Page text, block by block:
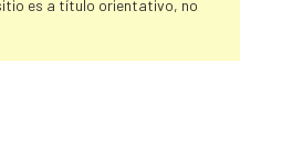
es a título orientativo, no